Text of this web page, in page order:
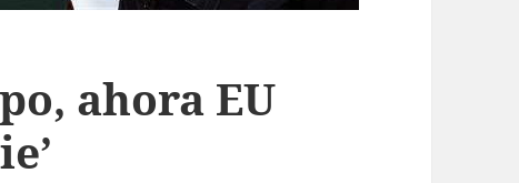
ahora EU